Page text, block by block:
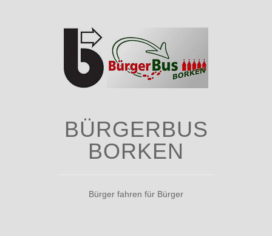
BÜRGERBUS
BORKEN
Bürger fahren für Bürger